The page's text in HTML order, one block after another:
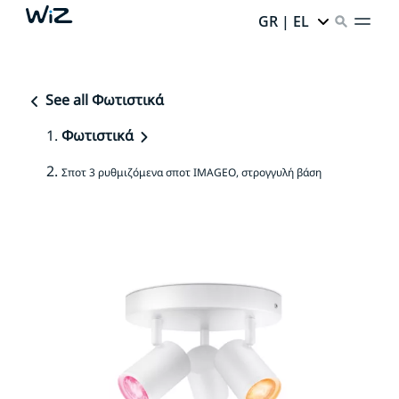
GR | EL
See all Φωτιστικά
Φωτιστικά
Σποτ 3 ρυθμιζόμενα σποτ IMAGEO, στρογγυλή βάση